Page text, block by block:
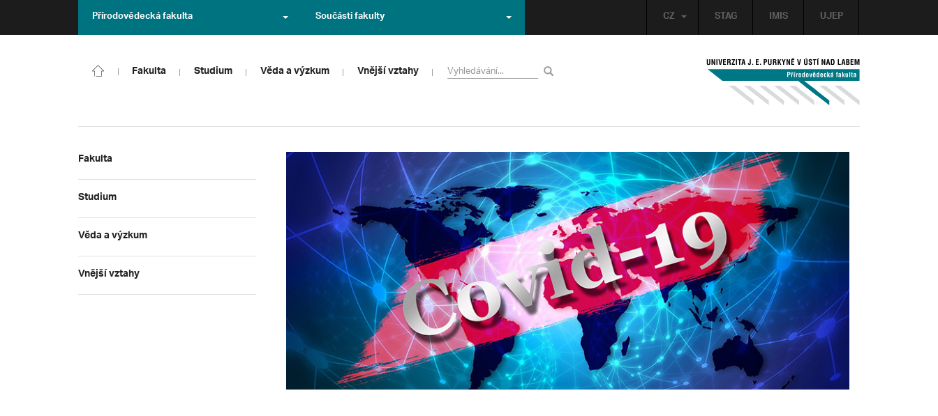
STAG IMIS UJEP
CZ
Přírodovědecká fakulta Součásti fakulty
Fakulta Studium Věda a výzkum Vnější vztahy
Fakulta
Studium
Věda a výzkum
Vnější vztahy